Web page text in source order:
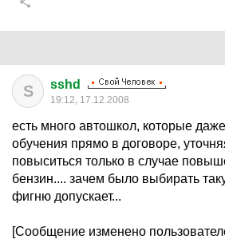
S sshd
19:12, 17.12.2008
есть много автошкол, которые
обучения прямо в договоре,
повыситься только в случае
бензин.... зачем было выбирать
фигню допускает...
[Сообщение изменено